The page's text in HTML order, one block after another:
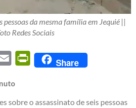
da mesma família em Jequié ||
Redes Sociais
Email PrintFriendly
Share
sobre o assassinato de seis pessoas